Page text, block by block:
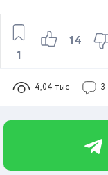
14
1
4,04 тыс 3